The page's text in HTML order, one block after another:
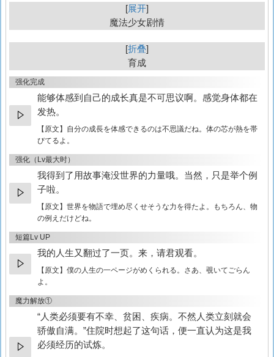
展开
魔法少女剧情
折叠
育成
强化完成
能够体感到自己的成长真是不可思议啊。感觉身体都在
发热。
【原文】 自分の成長を体感できるのは不思議だね。体の芯が熱を帯
びてるよ。
强化（Lv最大时）
我得到了用故事淹没世界的力量哦。当然，只是举个例
子啦。
【原文】 世界を物語で埋め尽くせそうな力を得たよ。もちろん、物
の例えだけどね。
短篇Lv UP
我的人生又翻过了一页。来，请君观看。
【原文】 僕の人生の一ページがめくられる。さあ、覗いてごらん
よ。
魔力解放①
“人类必须要有不幸、贫困、疾病。不然人类立刻就会
骄傲自满。”住院时想起了这句话，便一直认为这是我
必须经历的试炼。